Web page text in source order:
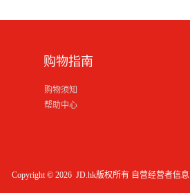
购物指南
购物须知
帮助中心
Copyright © 2026 JD.hk版权所有 自营经营者信息